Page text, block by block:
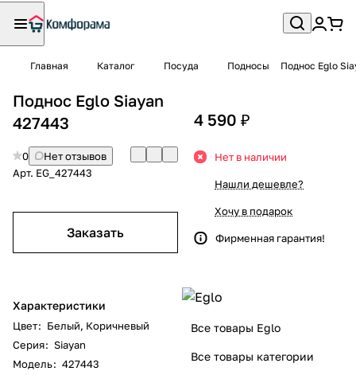
Главная Каталог Посуда Подносы Поднос Eglo
Поднос Eglo Siayan
427443
0
Нет отзывов
Арт. EG_427443
Заказать
Характеристики
Цвет: Белый, Коричневый
Серия: Siayan
Модель: 427443
4 590 ₽
Нет в наличии
Нашли дешевле?
Хочу в подарок
Фирменная гарантия!
Все товары Eglo
Все товары категории